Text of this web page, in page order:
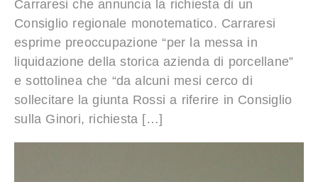
Carraresi che annuncia la richiesta di un
Consiglio regionale monotematico. Carraresi
esprime preoccupazione “per la messa in
liquidazione della storica azienda di porcellane”
e sottolinea che “da alcuni mesi cerco di
sollecitare la giunta Rossi a riferire in Consiglio
sulla Ginori, richiesta […]